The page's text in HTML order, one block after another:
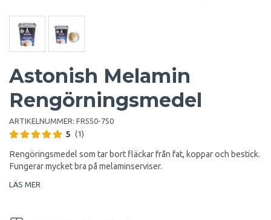
Astonish Melamin
Rengörningsmedel
ARTIKELNUMMER: FR550-750
5 (1)
Rengöringsmedel som tar bort fläckar från fat, koppar och bestick.
Fungerar mycket bra på melaminserviser.
LÄS MER